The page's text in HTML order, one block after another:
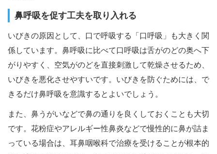
鼻呼吸を促す工夫を取り入れる
いびきの原因として、口で呼吸する「口呼吸」も大きく関
係しています。鼻呼吸に比べて口呼吸は舌がのどの奥へ下
がりやすく、空気がのどを直接刺激して乾燥させるため、
いびきを悪化させやすいです。いびきを防ぐためには、で
きるだけ鼻呼吸を意識するとよいでしょう。
また、鼻うがいなどで鼻の通りを良くしておくことも大切
です。花粉症やアレルギー性鼻炎などで慢性的に鼻が詰ま
っている場合は、耳鼻咽喉科で治療を受けることが根本的